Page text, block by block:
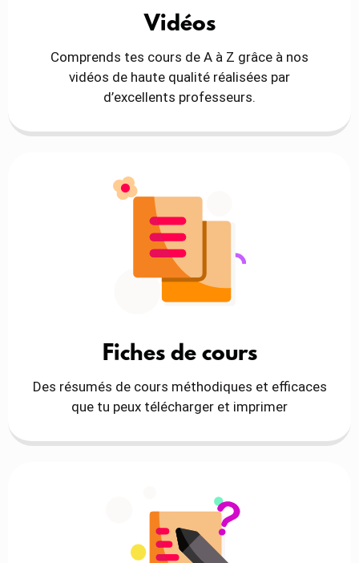
Vidéos
Comprends tes cours de A à Z grâce à nos
vidéos de haute qualité réalisées par
d’excellents professeurs.
Fiches de cours
Des résumés de cours méthodiques et efficaces
que tu peux télécharger et imprimer